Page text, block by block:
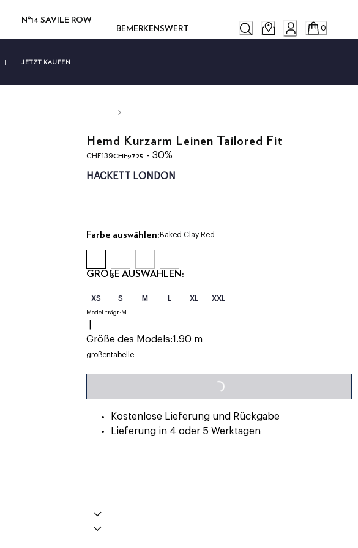
Nº14 SAVILE ROW
BEMERKENSWERT
0
| JETZT KAUFEN
Hemd Kurzarm Leinen Tailored Fit
CHF139
ursprünglicher Preis CHF139
CHF97.25
aktueller Preis CHF97.25
- 30%
HACKETT LONDON
Farbe auswählen:Baked Clay Red
GRÖßE AUSWÄHLEN:
XS S M L XL XXL
Model trägt: M
Größe des Models:1.90 m
größentabelle LOADING...
Kostenlose Lieferung und Rückgabe
Lieferung in 4 oder 5 Werktagen